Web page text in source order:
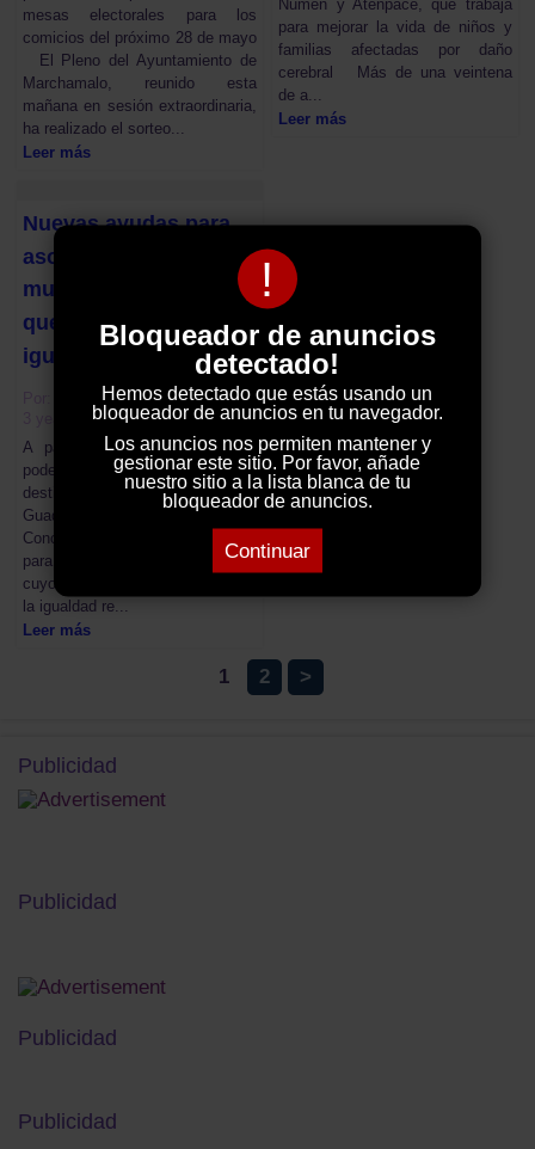
!
Bloqueador de anuncios
detectado!
Hemos detectado que estás usando un
bloqueador de anuncios en tu navegador.
Los anuncios nos permiten mantener y
gestionar este sitio. Por favor, añade
nuestro sitio a la lista blanca de tu
bloqueador de anuncios.
Continuar
mesas electorales para los
comicios del próximo 28 de mayo
El Pleno del Ayuntamiento de
Marchamalo, reunido esta
mañana en sesión extraordinaria,
ha realizado el sorteo...
Leer más
Numen y Atenpace, que trabaja
para mejorar la vida de niños y
familias afectadas por daño
cerebral Más de una veintena
de a...
Leer más
Nuevas ayudas para
asociaciones de
mujeres y actividades
que fomenten la
igualdad de género
El Decano
3 years ago
A partir de mañana se van a
poder solicitar las ayudas que
destina el Ayuntamiento de
Guadalajara, a través de la
Concejalía de Igualdad, tanto
para la realización de actividades
cuyos objetivos sean conseguir
la igualdad re...
Leer más
1 2 >
Publicidad
Publicidad
Publicidad
Publicidad